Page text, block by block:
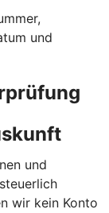
und
und
wir kein Konto